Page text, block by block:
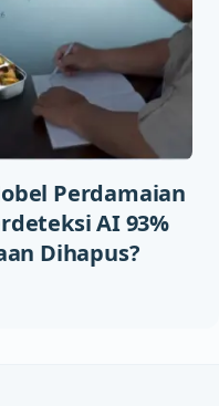
Perdamaian
AI 93%
Dihapus?